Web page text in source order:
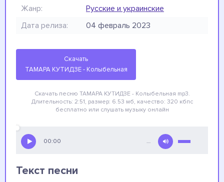
Жанр:
Русские и украинские
Дата релиза:
04 февраль 2023
Скачать
ТАМАРА КУТИДЗЕ - Колыбельная
Скачать песню ТАМАРА КУТИДЗЕ - Колыбельная mp3.
Длительность: 2:51, размер: 6.53 мб, качество: 320 кбпс
бесплатно или слушать музыку онлайн
00:00 …
Текст песни